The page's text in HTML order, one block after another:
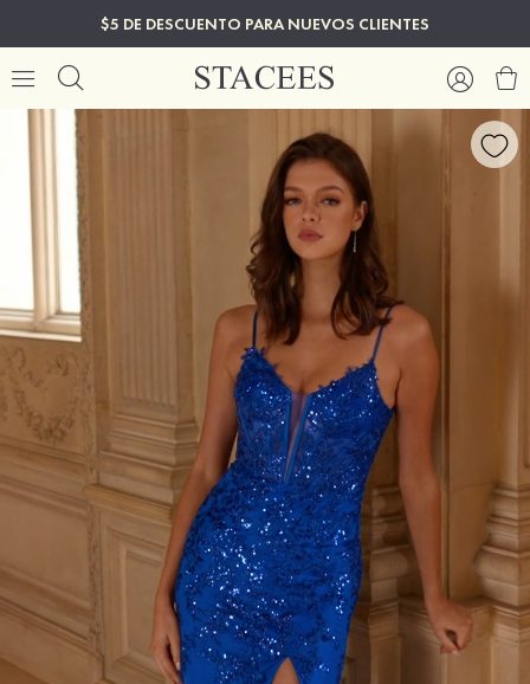
$5 DE DESCUENTO PARA NUEVOS CLIENTES